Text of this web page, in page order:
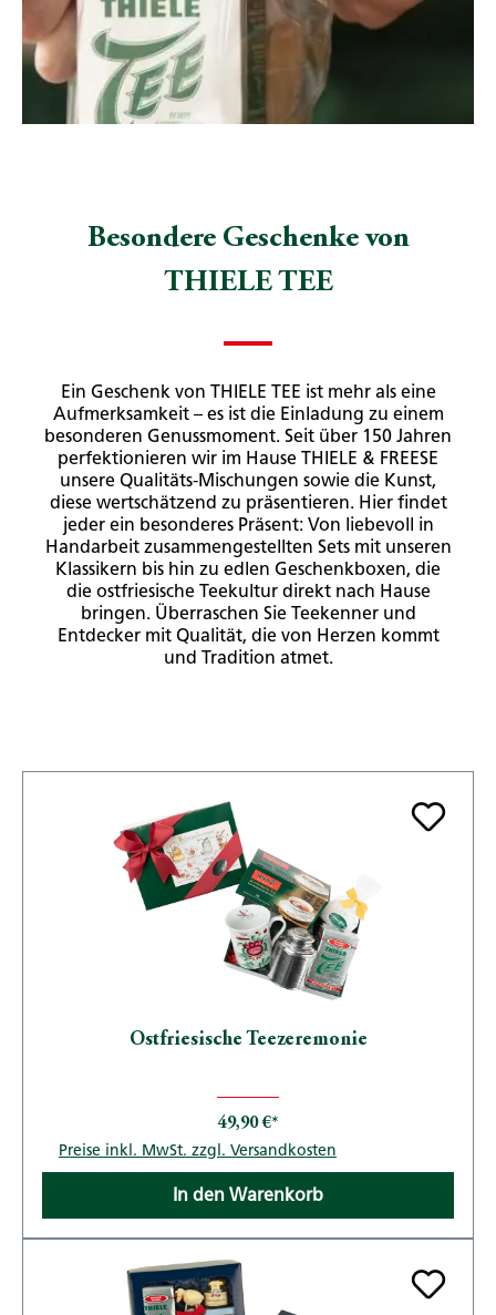
Besondere Geschenke von
THIELE TEE
Ein Geschenk von THIELE TEE ist mehr als eine
Aufmerksamkeit – es ist die Einladung zu einem
besonderen Genussmoment. Seit über 150 Jahren
perfektionieren wir im Hause THIELE & FREESE
unsere Qualitäts-Mischungen sowie die Kunst,
diese wertschätzend zu präsentieren. Hier findet
jeder ein besonderes Präsent: Von liebevoll in
Handarbeit zusammengestellten Sets mit unseren
Klassikern bis hin zu edlen Geschenkboxen, die
die ostfriesische Teekultur direkt nach Hause
bringen. Überraschen Sie Teekenner und
Entdecker mit Qualität, die von Herzen kommt
und Tradition atmet.
Ostfriesische Teezeremonie
49,90 €*
Preise inkl. MwSt. zzgl. Versandkosten
In den Warenkorb